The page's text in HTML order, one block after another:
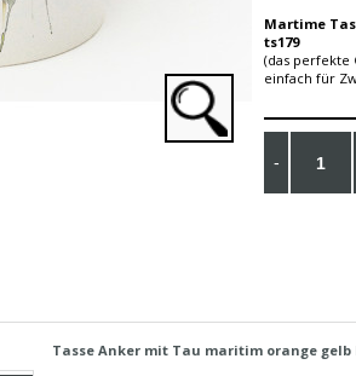
Martime
ts179
(das perfekte
einfach für
Tasse Anker mit Tau maritim orange gelb